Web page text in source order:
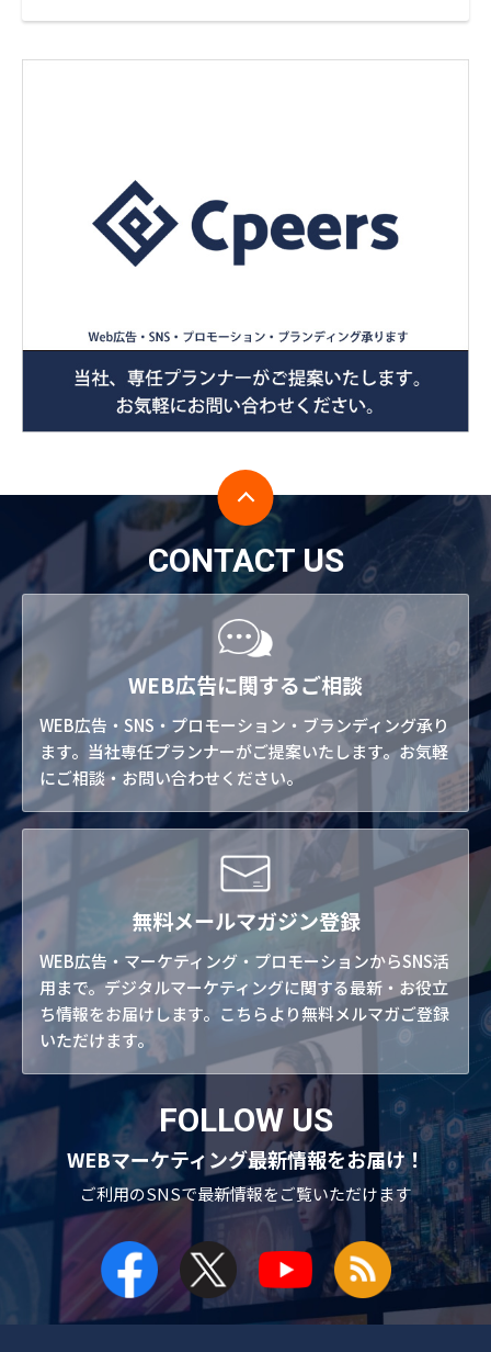
CONTACT US
WEB広告に関するご相談
WEB広告・SNS・プロモーション・ブランディング承り
ます。当社専任プランナーがご提案いたします。お気軽
にご相談・お問い合わせください。
無料メールマガジン登録
WEB広告・マーケティング・プロモーションからSNS活
用まで。デジタルマーケティングに関する最新・お役立
ち情報をお届けします。こちらより無料メルマガご登録
いただけます。
FOLLOW US
WEBマーケティング最新情報をお届け！
ご利用のSNSで最新情報をご覧いただけます